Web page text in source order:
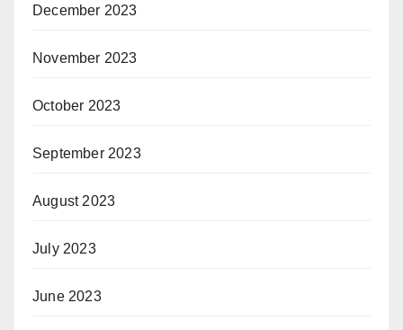
December 2023
November 2023
October 2023
September 2023
August 2023
July 2023
June 2023